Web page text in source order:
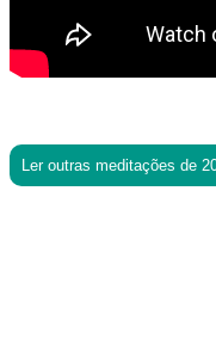
Ler outras meditações de